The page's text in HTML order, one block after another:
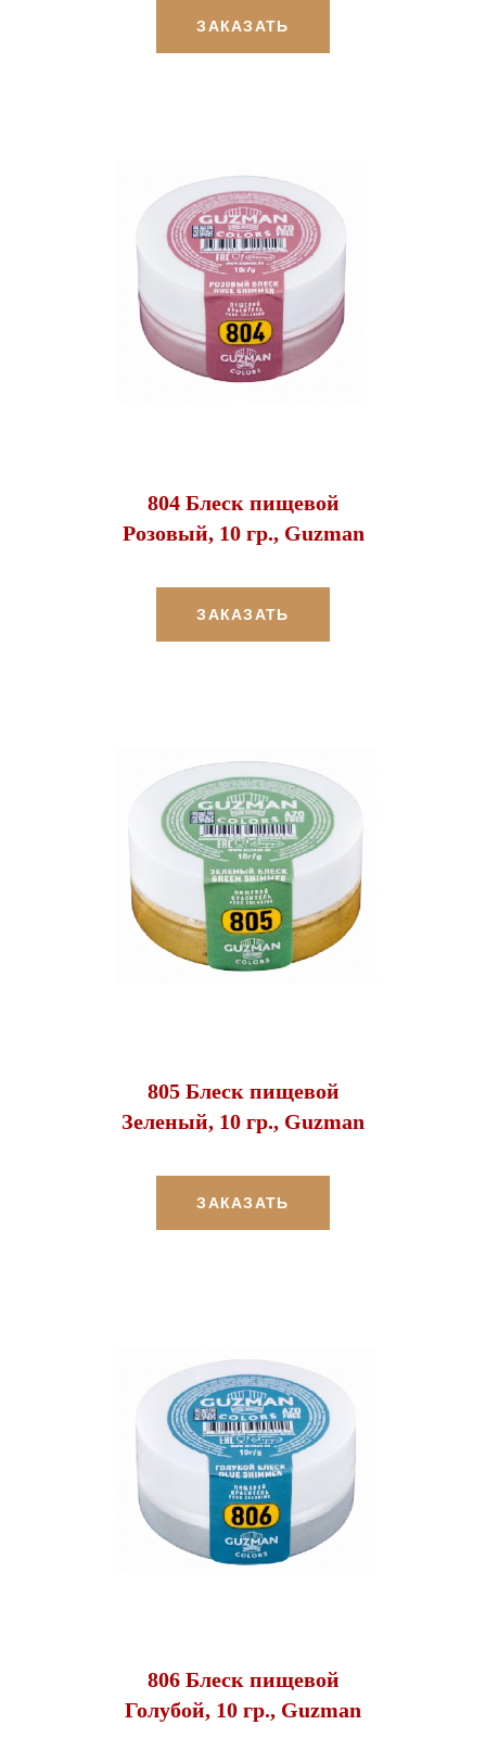
ЗАКАЗАТЬ
804 Блеск пищевой
Розовый, 10 гр., Guzman
ЗАКАЗАТЬ
805 Блеск пищевой
Зеленый, 10 гр., Guzman
ЗАКАЗАТЬ
806 Блеск пищевой
Голубой, 10 гр., Guzman